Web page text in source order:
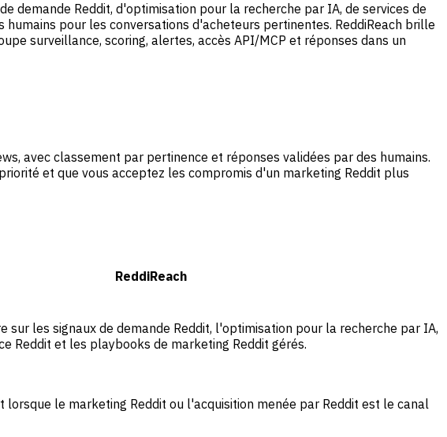
demande Reddit, d'optimisation pour la recherche par IA, de services de
pour les conversations d'acheteurs pertinentes. ReddiReach brille
surveillance, scoring, alertes, accès API/MCP et réponses dans un
avec classement par pertinence et réponses validées par des humains.
et que vous acceptez les compromis d'un marketing Reddit plus
ReddiReach
sur les signaux de demande Reddit, l'optimisation pour la recherche par IA,
Reddit et les playbooks de marketing Reddit gérés.
lorsque le marketing Reddit ou l'acquisition menée par Reddit est le canal